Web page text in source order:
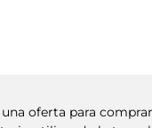
oferta para